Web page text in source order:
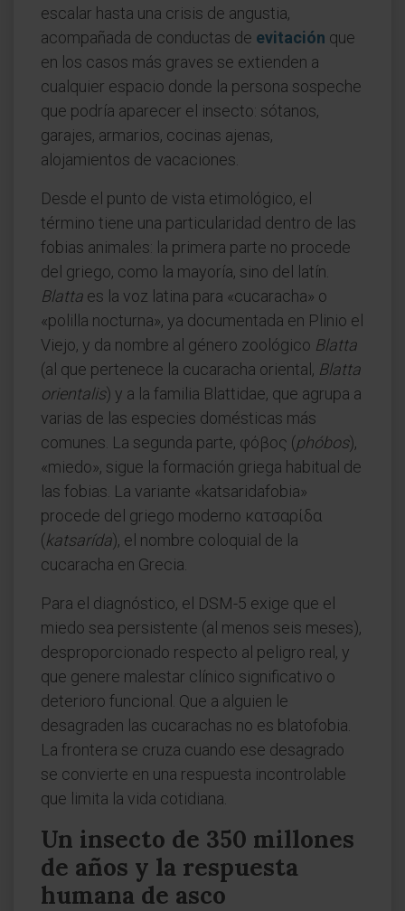
escalar hasta una crisis de angustia,
acompañada de conductas de evitación que
en los casos más graves se extienden a
cualquier espacio donde la persona sospeche
que podría aparecer el insecto: sótanos,
garajes, armarios, cocinas ajenas,
alojamientos de vacaciones.
Desde el punto de vista etimológico, el
término tiene una particularidad dentro de las
fobias animales: la primera parte no procede
del griego, como la mayoría, sino del latín.
Blatta es la voz latina para «cucaracha» o
«polilla nocturna», ya documentada en Plinio el
Viejo, y da nombre al género zoológico Blatta
(al que pertenece la cucaracha oriental, Blatta
orientalis) y a la familia Blattidae, que agrupa a
varias de las especies domésticas más
comunes. La segunda parte, φόβος (phóbos),
«miedo», sigue la formación griega habitual de
las fobias. La variante «katsaridafobia»
procede del griego moderno κατσαρίδα
(katsarída), el nombre coloquial de la
cucaracha en Grecia.
Para el diagnóstico, el DSM-5 exige que el
miedo sea persistente (al menos seis meses),
desproporcionado respecto al peligro real, y
que genere malestar clínico significativo o
deterioro funcional. Que a alguien le
desagraden las cucarachas no es blatofobia.
La frontera se cruza cuando ese desagrado
se convierte en una respuesta incontrolable
que limita la vida cotidiana.
Un insecto de 350 millones
de años y la respuesta
humana de asco